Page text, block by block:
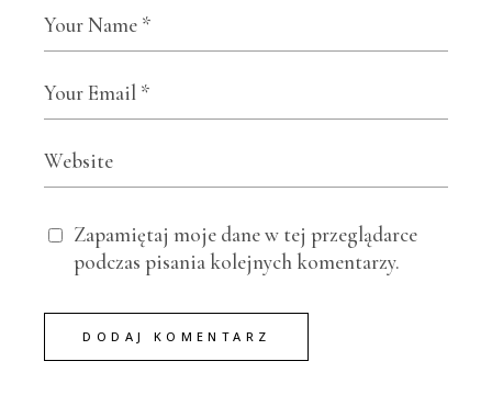
Zapamiętaj moje dane w tej przeglądarce
podczas pisania kolejnych komentarzy.
DODAJ KOMENTARZ